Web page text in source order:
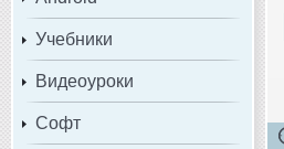
Учебники
Видеоуроки
Софт